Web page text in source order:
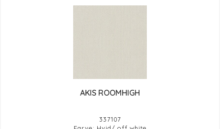
AKIS ROOMHIGH
337107